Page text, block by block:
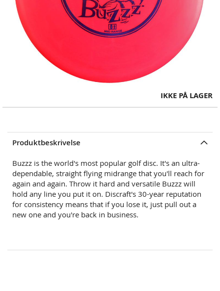
to
of
the
gallery
IKKE PÅ LAGER
Produktbeskrivelse
Buzzz is the world's most popular golf disc. It's an ultra-
dependable, straight flying midrange that you'll reach for
again and again. Throw it hard and versatile Buzzz will
hold any line you put it on. Discraft's 30-year reputation
for consistency means that if you lose it, just pull out a
new one and you're back in business.